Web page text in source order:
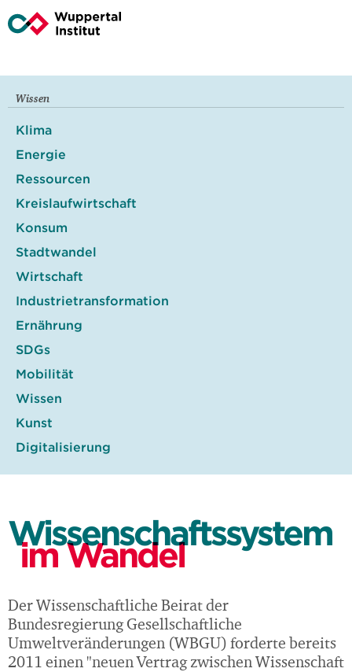
Wissen
Klima
Energie
Ressourcen
Kreislaufwirtschaft
Konsum
Stadtwandel
Wirtschaft
Industrietransformation
Ernährung
SDGs
Mobilität
Wissen
Kunst
Digitalisierung
Wissenschaftssystem
im Wandel
Der Wissenschaftliche Beirat der
Bundesregierung Gesellschaftliche
Umweltveränderungen (WBGU) forderte bereits
2011 einen "neuen Vertrag zwischen Wissenschaft